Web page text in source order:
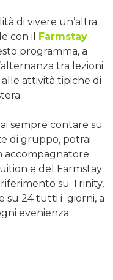
di vivere un’altra
con il Farmstay
programma, a
tra lezioni
attività tipiche di
sempre contare su
di gruppo, potrai
accompagnatore
e del Farmstay
su Trinity,
su 24 tutti i giorni, a
evenienza.